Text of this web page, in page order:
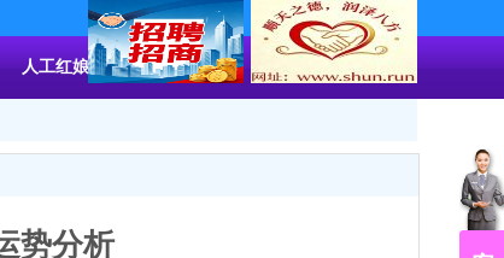
人工红娘 周易占卜
势分析